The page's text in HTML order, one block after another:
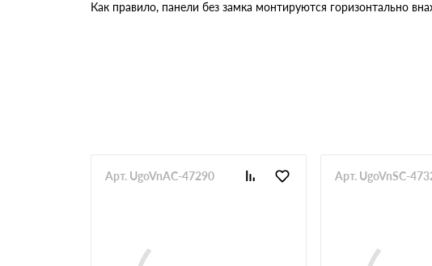
Как правило, панели без замка монтируются горизонтально
Арт. UgoVnAC-47290 Арт. UgoVnSC-